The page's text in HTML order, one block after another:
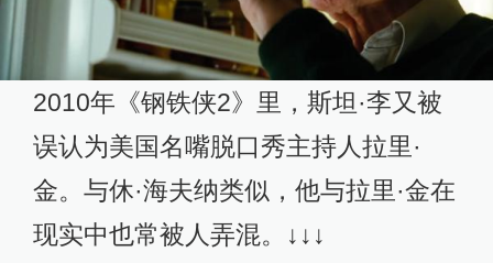
2010年《钢铁侠2》里，斯坦·李又被
误认为美国名嘴脱口秀主持人拉里·
金。与休·海夫纳类似，他与拉里·金在
现实中也常被人弄混。↓↓↓